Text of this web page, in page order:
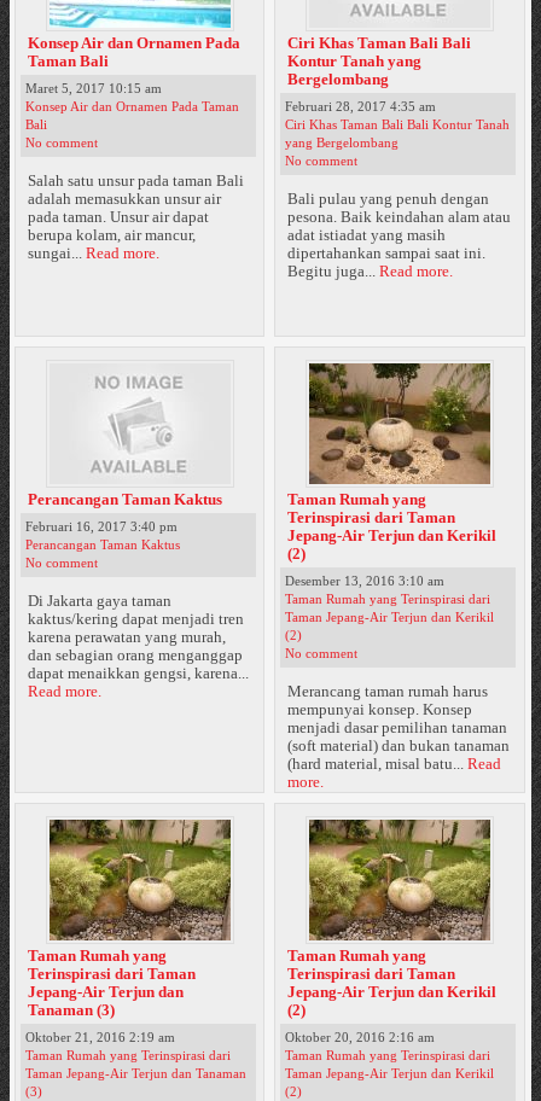
Konsep Air dan Ornamen Pada
Taman Bali
Maret 5, 2017 10:15 am
Konsep Air dan Ornamen Pada Taman
Bali
No comment
Salah satu unsur pada taman Bali
adalah memasukkan unsur air
pada taman. Unsur air dapat
berupa kolam, air mancur,
sungai... Read more.
Ciri Khas Taman Bali Bali
Kontur Tanah yang
Bergelombang
Februari 28, 2017 4:35 am
Ciri Khas Taman Bali Bali Kontur Tanah
yang Bergelombang
No comment
Bali pulau yang penuh dengan
pesona. Baik keindahan alam atau
adat istiadat yang masih
dipertahankan sampai saat ini.
Begitu juga...Read more.
Perancangan Taman Kaktus
Februari 16, 2017 3:40 pm
Perancangan Taman Kaktus
No comment
Di Jakarta gaya taman
kaktus/kering dapat menjadi tren
karena perawatan yang murah,
dan sebagian orang menganggap
dapat menaikkan gengsi, karena...
Read more.
Taman Rumah yang
Terinspirasi dari Taman
Jepang-Air Terjun dan Kerikil
(2)
Desember 13, 2016 3:10 am
Taman Rumah yang Terinspirasi dari
Taman Jepang-Air Terjun dan Kerikil
(2)
No comment
Merancang taman rumah harus
mempunyai konsep. Konsep
menjadi dasar pemilihan tanaman
(soft material) dan bukan tanaman
(hard material, misal batu...Read
more.
Taman Rumah yang
Terinspirasi dari Taman
Jepang-Air Terjun dan
Tanaman (3)
Oktober 21, 2016 2:19 am
Taman Rumah yang Terinspirasi dari
Taman Jepang-Air Terjun dan Tanaman
(3)
Taman Rumah yang
Terinspirasi dari Taman
Jepang-Air Terjun dan Kerikil
(2)
Oktober 20, 2016 2:16 am
Taman Rumah yang Terinspirasi dari
Taman Jepang-Air Terjun dan Kerikil
(2)